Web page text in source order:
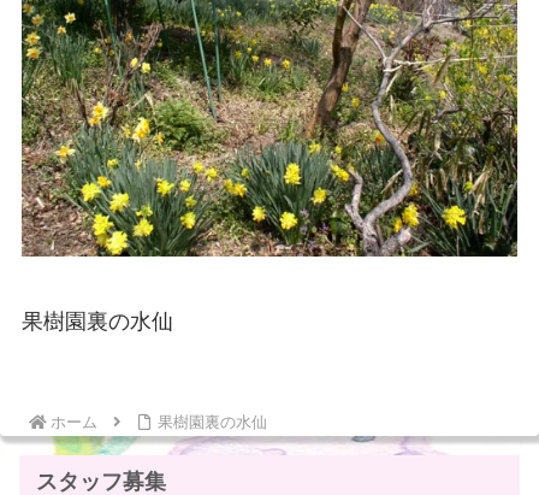
果樹園裏の水仙
ホーム 果樹園裏の水仙
スタッフ募集